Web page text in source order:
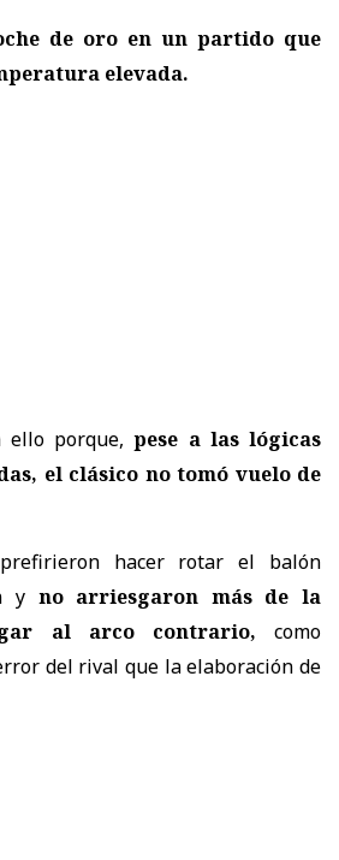
de oro en un partido que
elevada.
ello porque,pese a las lógicas
el clásico no tomó vuelo de
prefirieron hacer rotar el balón
y no arriesgaron más de la
al arco contrario, como
del rival que la elaboración de